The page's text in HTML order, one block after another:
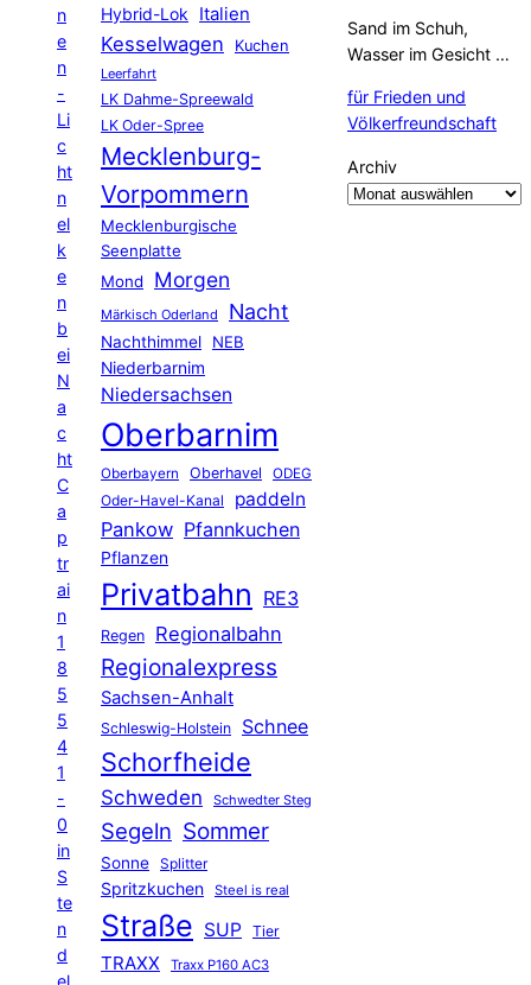
n
e
n
-
Li
c
ht
n
el
k
e
n
b
ei
N
a
c
ht
C
a
p
tr
ai
n
1
8
5
5
4
1
-
0
in
S
te
n
d
el
Hybrid-Lok Italien
Kesselwagen Kuchen
Leerfahrt
LK Dahme-Spreewald
LK Oder-Spree
Mecklenburg-
Vorpommern
Mecklenburgische
Seenplatte
Mond
Morgen
Märkisch Oderland Nacht
Nachthimmel
NEB
Niederbarnim
Niedersachsen
Oberbarnim
Oberbayern Oberhavel ODEG
Oder-Havel-Kanal paddeln
Pankow Pfannkuchen
Pflanzen
Privatbahn RE3
Regen Regionalbahn
Regionalexpress
Sachsen-Anhalt
Schleswig-Holstein Schnee
Schorfheide
Schweden Schwedter Steg
Segeln Sommer
Sonne Splitter
Spritzkuchen Steel is real
Straße SUP Tier
TRAXX Traxx P160 AC3
Sand im Schuh,
Wasser im Gesicht …
für Frieden und
Völkerfreundschaft
Archiv